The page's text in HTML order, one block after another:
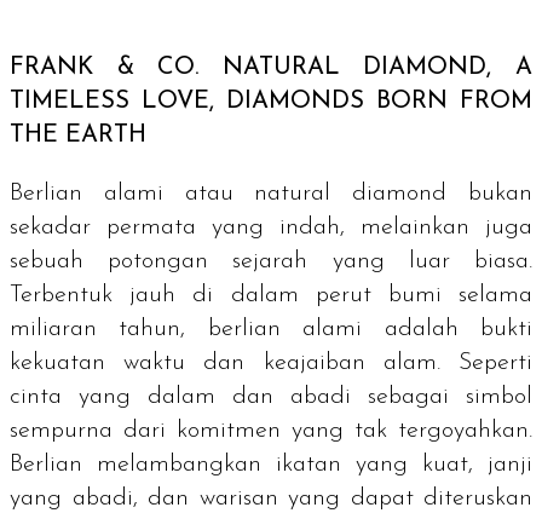
FRANK & CO. NATURAL DIAMOND, A
TIMELESS LOVE, DIAMONDS BORN FROM
THE EARTH
Berlian alami atau natural diamond
bukan
sekadar permata yang indah, melainkan juga
sebuah potongan sejarah yang luar biasa.
Terbentuk jauh di dalam perut bumi selama
miliaran tahun, berlian alami adalah bukti
kekuatan waktu dan keajaiban alam. Seperti
cinta yang dalam dan abadi sebagai simbol
sempurna dari komitmen yang tak tergoyahkan.
Berlian melambangkan ikatan yang kuat, janji
yang abadi, dan warisan yang dapat diteruskan